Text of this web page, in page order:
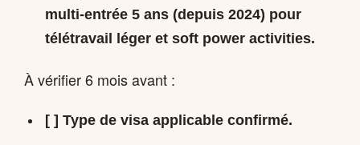
multi-entrée 5 ans (depuis 2024) pour
télétravail léger et soft power activities.
À vérifier 6 mois avant :
[ ] Type de visa applicable confirmé.